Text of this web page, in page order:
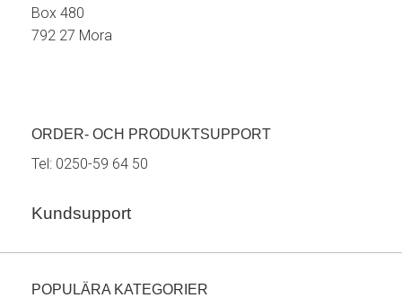
Box 480
792 27 Mora
ORDER- OCH PRODUKTSUPPORT
Tel: 0250-59 64 50
Kundsupport
POPULÄRA KATEGORIER